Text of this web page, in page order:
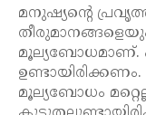
മനുഷ്യന്റെ
മൂല്യബോധമാണ്.
മൂല്യബോധം